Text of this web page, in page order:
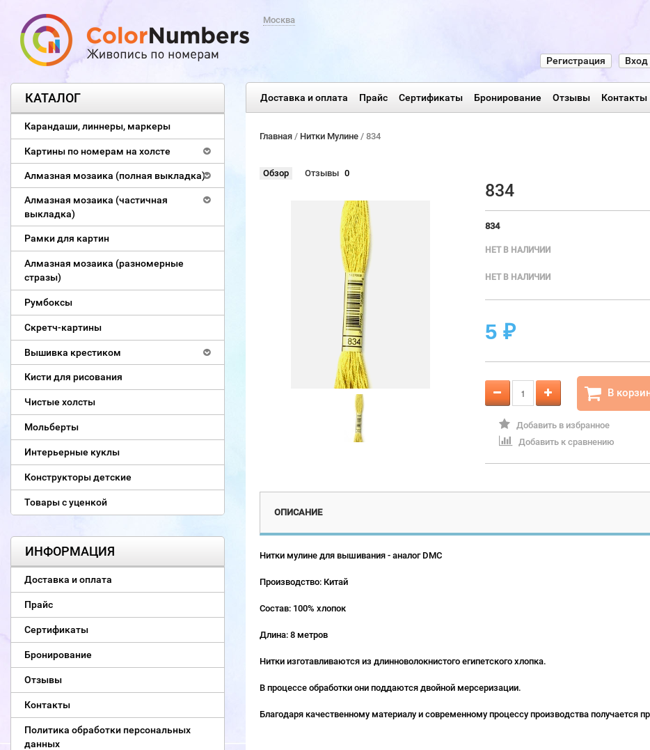
Москва
Вход
Регистрация
Доставка и оплата Прайс Сертификаты Бронирование Отзывы Контакты
КАТАЛОГ
Карандаши, линнеры, маркеры
Картины по номерам на холсте
Алмазная мозаика (полная выкладка)
Алмазная мозаика (частичная
выкладка)
Рамки для картин
Алмазная мозаика (разномерные
стразы)
Румбоксы
Скретч-картины
Вышивка крестиком
Кисти для рисования
Чистые холсты
Мольберты
Интерьерные куклы
Конструкторы детские
Товары с уценкой
ИНФОРМАЦИЯ
Доставка и оплата
Прайс
Сертификаты
Бронирование
Отзывы
Контакты
Политика обработки персональных
данных
Главная/ Нитки Мулине / 834
Обзор Отзывы 0
834
834
НЕТ В НАЛИЧИИ
НЕТ В НАЛИЧИИ
5 ₽
В
Добавить в избранное
Добавить к сравнению
ОПИСАНИЕ
Нитки мулине для вышивания - аналог DMC
Производство: Китай
Состав: 100% хлопок
Длина: 8 метров
Нитки изготавливаются из длинноволокнистого египетского хлопка.
В процессе обработки они поддаются двойной мерсеризации.
Благодаря качественному материалу и современному процессу производства получается